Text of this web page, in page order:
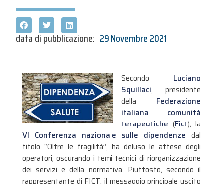
data di pubblicazione: 29 Novembre 2021
Secondo Luciano
Squillaci, presidente
della Federazione
italiana comunità
terapeutiche (Fict), la
VI Conferenza nazionale sulle dipendenze dal
titolo “Oltre le fragilità”, ha deluso le attese degli
operatori, oscurando i temi tecnici di riorganizzazione
dei servizi e della normativa. Piuttosto, secondo il
rappresentante di FICT, il messaggio principale uscito